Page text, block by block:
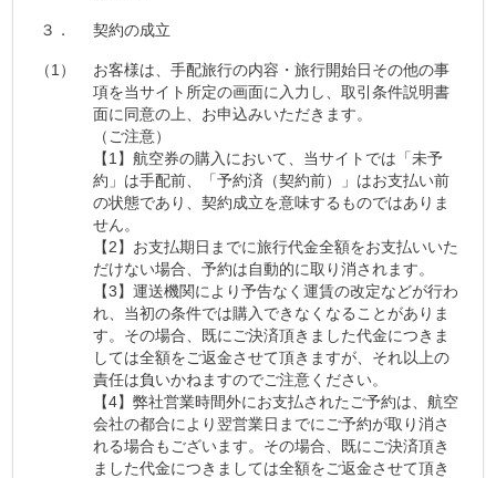
３． 契約の成立
（1）
お客様は、手配旅行の内容・旅行開始日その他の事
項を当サイト所定の画面に入力し、取引条件説明書
面に同意の上、お申込みいただきます。
（ご注意）
【1】航空券の購入において、当サイトでは「未予
約」は手配前、「予約済（契約前）」はお支払い前
の状態であり、契約成立を意味するものではありま
せん。
【2】お支払期日までに旅行代金全額をお支払いいた
だけない場合、予約は自動的に取り消されます。
【3】運送機関により予告なく運賃の改定などが行わ
れ、当初の条件では購入できなくなることがありま
す。その場合、既にご決済頂きました代金につきま
しては全額をご返金させて頂きますが、それ以上の
責任は負いかねますのでご注意ください。
【4】弊社営業時間外にお支払されたご予約は、航空
会社の都合により翌営業日までにご予約が取り消さ
れる場合もございます。その場合、既にご決済頂き
ました代金につきましては全額をご返金させて頂き